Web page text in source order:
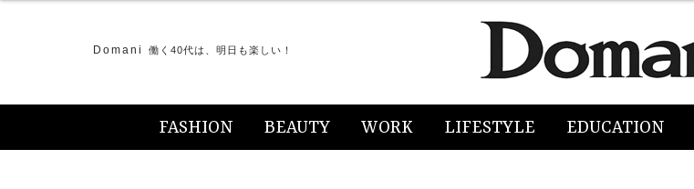
Domani 働く40代は、明日も楽しい！
FASHION BEAUTY WORK LIFESTYLE EDUCATION